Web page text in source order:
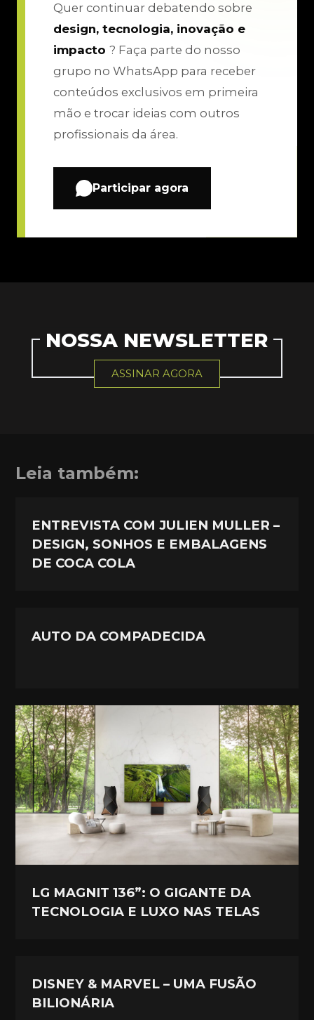
Quer continuar debatendo sobre
design, tecnologia, inovação e
impacto ? Faça parte do nosso
grupo no WhatsApp para receber
conteúdos exclusivos em primeira
mão e trocar ideias com outros
profissionais da área.
Participar agora
NOSSA NEWSLETTER
ASSINAR AGORA
Leia também:
ENTREVISTA COM JULIEN MULLER –
DESIGN, SONHOS E EMBALAGENS
DE COCA COLA
AUTO DA COMPADECIDA
LG MAGNIT 136”: O GIGANTE DA
TECNOLOGIA E LUXO NAS TELAS
DISNEY & MARVEL – UMA FUSÃO
BILIONÁRIA